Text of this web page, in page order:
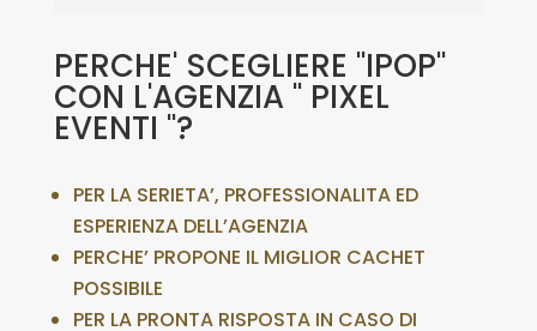
PERCHE' SCEGLIERE "IPOP"
CON L'AGENZIA " PIXEL
EVENTI "?
PER LA SERIETA’, PROFESSIONALITA ED
ESPERIENZA DELL’AGENZIA
PERCHE’ PROPONE IL MIGLIOR CACHET
POSSIBILE
PER LA PRONTA RISPOSTA IN CASO DI